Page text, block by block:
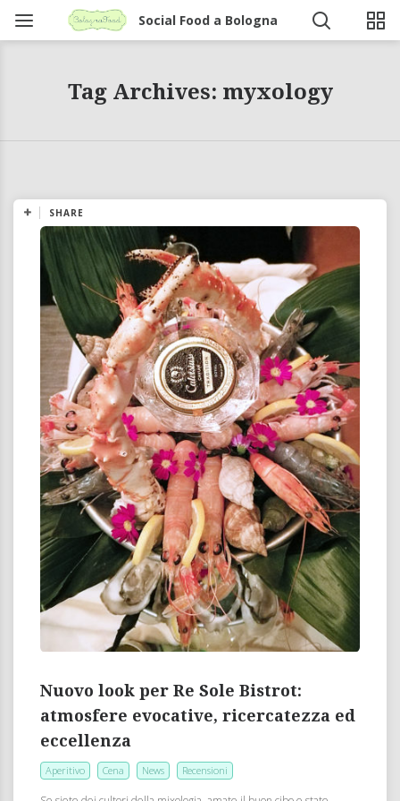
Social Food a Bologna
Tag Archives: myxology
SHARE
Nuovo look per Re Sole Bistrot:
atmosfere evocative, ricercatezza ed
eccellenza
Aperitivo Cena News Recensioni